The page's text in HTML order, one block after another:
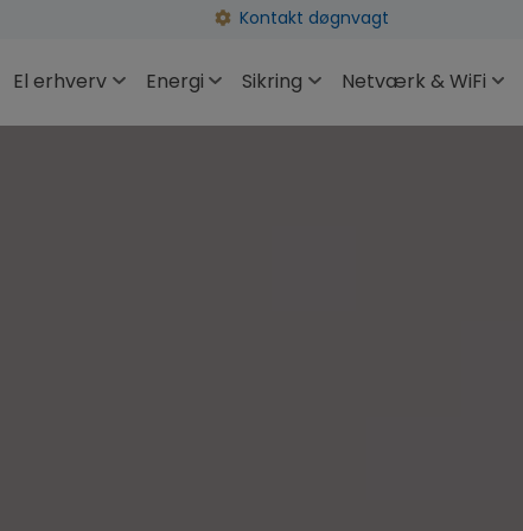
Kontakt døgnvagt
El erhverv Energi Sikring Netværk & WiFi